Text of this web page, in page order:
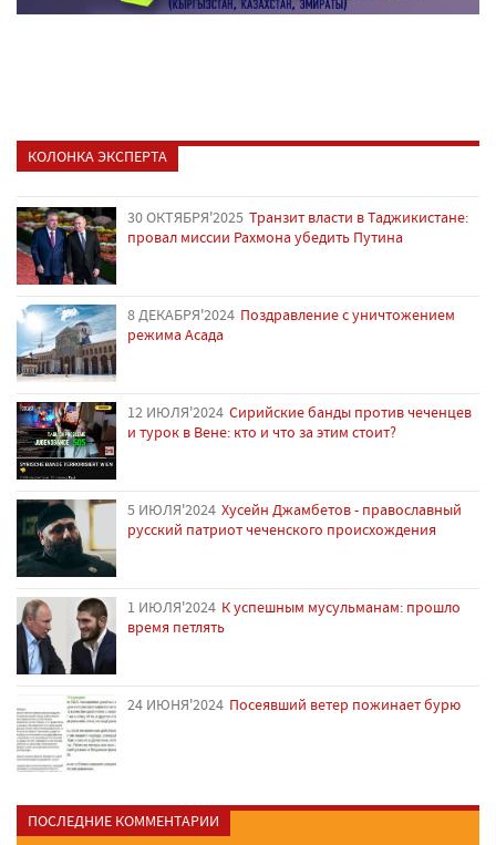
КОЛОНКА ЭКСПЕРТА
30 ОКТЯБРЯ'2025 Транзит власти в Таджикистане:
провал миссии Рахмона убедить Путина
8 ДЕКАБРЯ'2024 Поздравление с уничтожением
режима Асада
12 ИЮЛЯ'2024 Сирийские банды против чеченцев
и турок в Вене: кто и что за этим стоит?
5 ИЮЛЯ'2024 Хусейн Джамбетов - православный
русский патриот чеченского происхождения
1 ИЮЛЯ'2024 К успешным мусульманам: прошло
время петлять
24 ИЮНЯ'2024 Посеявший ветер пожинает бурю
ПОСЛЕДНИЕ КОММЕНТАРИИ